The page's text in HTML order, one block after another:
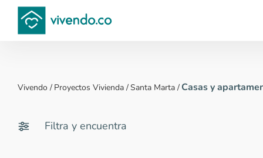
Vivendo / Proyectos Vivienda /Santa Marta / Casas y
Filtra y encuentra